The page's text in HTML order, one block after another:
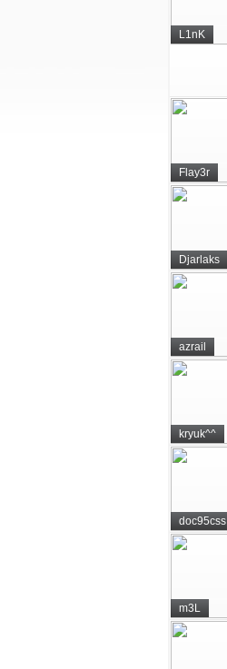
L1nK
Flay3r
Djarlaks
azrail
kryuk^^
doc95css
m3L